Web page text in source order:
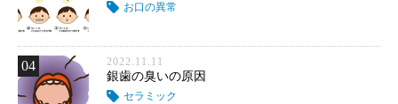
お口の異常
04 2022.11.11
銀歯の臭いの原因
セラミック